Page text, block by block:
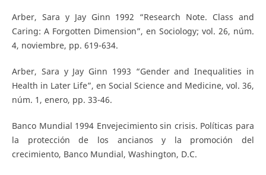
Arber, Sara y Jay Ginn 1992 “Research Note. Class and
Caring: A Forgotten Dimension”, en Sociology; vol. 26, núm.
4, noviembre, pp. 619-634.
Arber, Sara y Jay Ginn 1993 “Gender and Inequalities in
Health in Later Life”, en Social Science and Medicine, vol. 36,
núm. 1, enero, pp. 33-46.
Banco Mundial 1994 Envejecimiento sin crisis. Políticas para
la protección de los ancianos y la promoción del
crecimiento, Banco Mundial, Washington, D.C.